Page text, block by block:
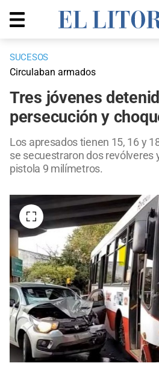
SUCESOS
Circulaban armados
Tres jóvenes
persecución y
Los apresados tienen 15, 16 y
se secuestraron dos revólveres
pistola 9 milímetros.